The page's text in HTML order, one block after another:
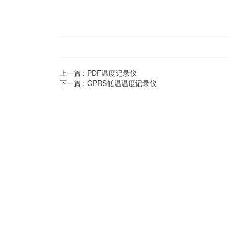
上一篇 : PDF温度记录仪
下一篇 : GPRS低温温度记录仪